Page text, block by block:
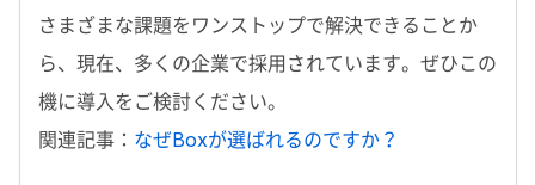
さまざまな課題をワンストップで解決できることか
ら、現在、多くの企業で採用されています。ぜひこの
機に導入をご検討ください。
関連記事： なぜBoxが選ばれるのですか？